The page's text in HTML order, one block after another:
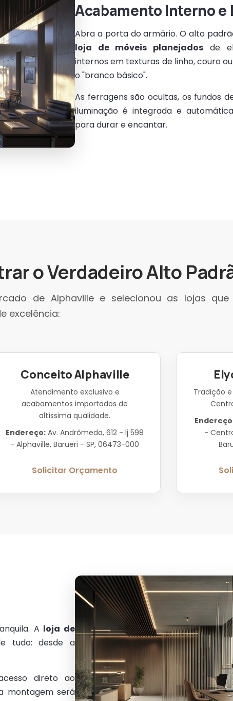
Acabamento Interno e
Abra a porta do armário. O alto
loja de móveis planejados de
internos em texturas de linho, couro
o "branco básico".
As ferragens são ocultas, os fundos
iluminação é integrada e
para durar e encantar.
o Verdadeiro Alto
de Alphaville e selecionou as lojas que
excelência:
Conceito Alphaville
Atendimento exclusivo e
acabamentos importados de
altíssima qualidade.
Endereço: Av. Andrômeda, 612 - lj 598
- Alphaville, Barueri - SP, 06473-000
Solicitar Orçamento
Tradição
-
A loja de
tudo: desde a
direto ao
montagem será